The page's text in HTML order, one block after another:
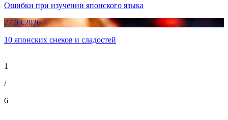
Ошибки при изучении японского языка
27.03.2026
10 японских снеков и сладостей
1
/
6